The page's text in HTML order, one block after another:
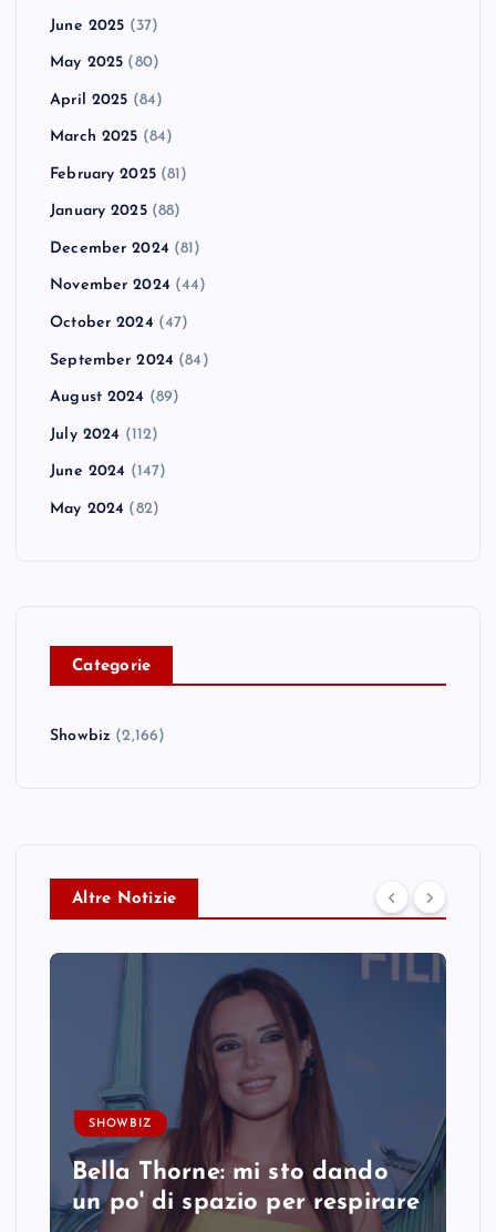
June 2025 (37)
May 2025 (80)
April 2025 (84)
March 2025 (84)
February 2025(81)
January 2025(88)
December 2024 (81)
November 2024 (44)
October 2024 (47)
September 2024 (84)
August 2024 (89)
July 2024 (112)
June 2024 (147)
May 2024 (82)
Categorie
Showbiz (2,166)
Altre Notizie
SHOWBIZ
Bella Thorne: mi sto dando
un po' di spazio per respirare